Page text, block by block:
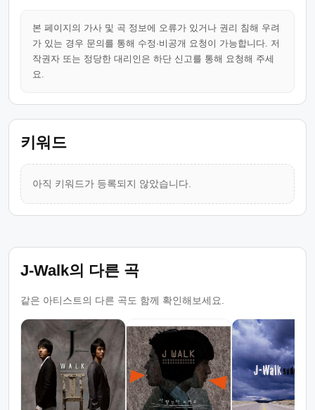
본 페이지의 가사 및 곡 정보에 오류가 있거나 권리 침해 우려
가 있는 경우 문의를 통해 수정·비공개 요청이 가능합니다. 저
작권자 또는 정당한 대리인은 하단 신고를 통해 요청해 주세
요.
키워드
아직 키워드가 등록되지 않았습니다.
J-Walk의 다른 곡
같은 아티스트의 다른 곡도 함께 확인해보세요.